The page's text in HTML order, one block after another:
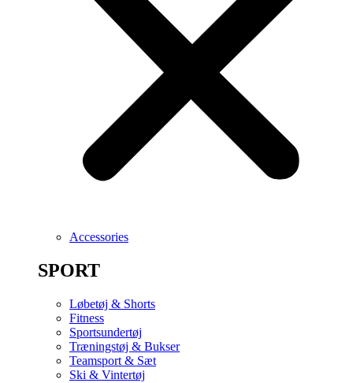
Accessories
SPORT
Løbetøj & Shorts
Fitness
Sportsundertøj
Træningstøj & Bukser
Teamsport & Sæt
Ski & Vintertøj